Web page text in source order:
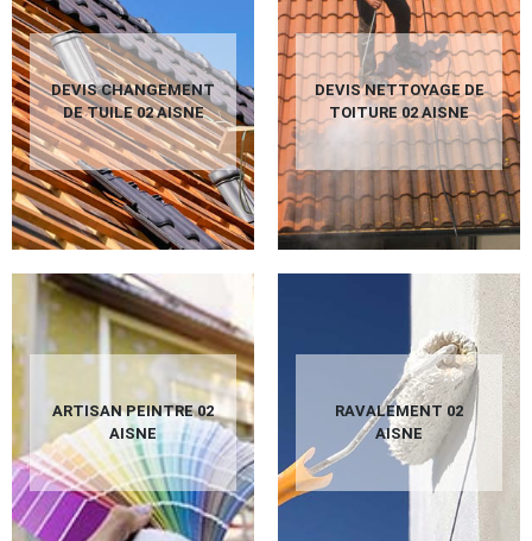
DEVIS CHANGEMENT
DE TUILE 02 AISNE
DEVIS NETTOYAGE DE
TOITURE 02 AISNE
ARTISAN PEINTRE 02
AISNE
RAVALEMENT 02
AISNE